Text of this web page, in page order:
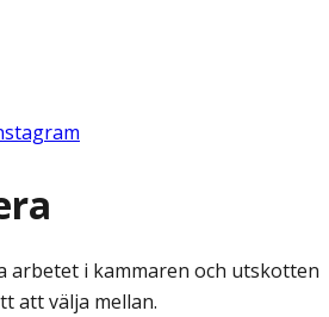
arbetet i kammaren och utskotten
att välja mellan.